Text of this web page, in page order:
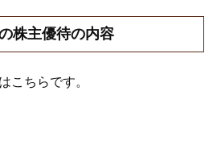
株主優待の内容
こちらです。